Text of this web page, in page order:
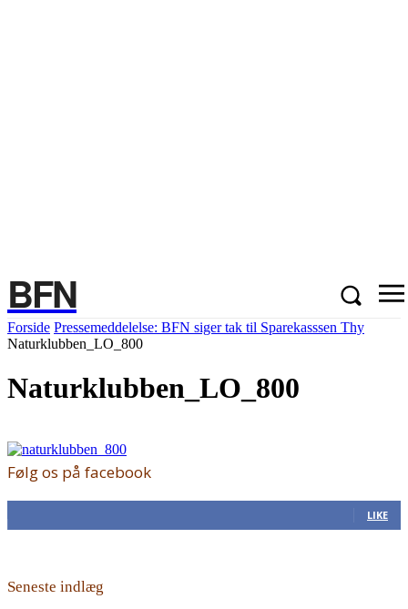
BFN
Forside Pressemeddelelse: BFN siger tak til Sparekasssen Thy
Naturklubben_LO_800
Naturklubben_LO_800
Følg os på facebook
LIKE
Seneste indlæg